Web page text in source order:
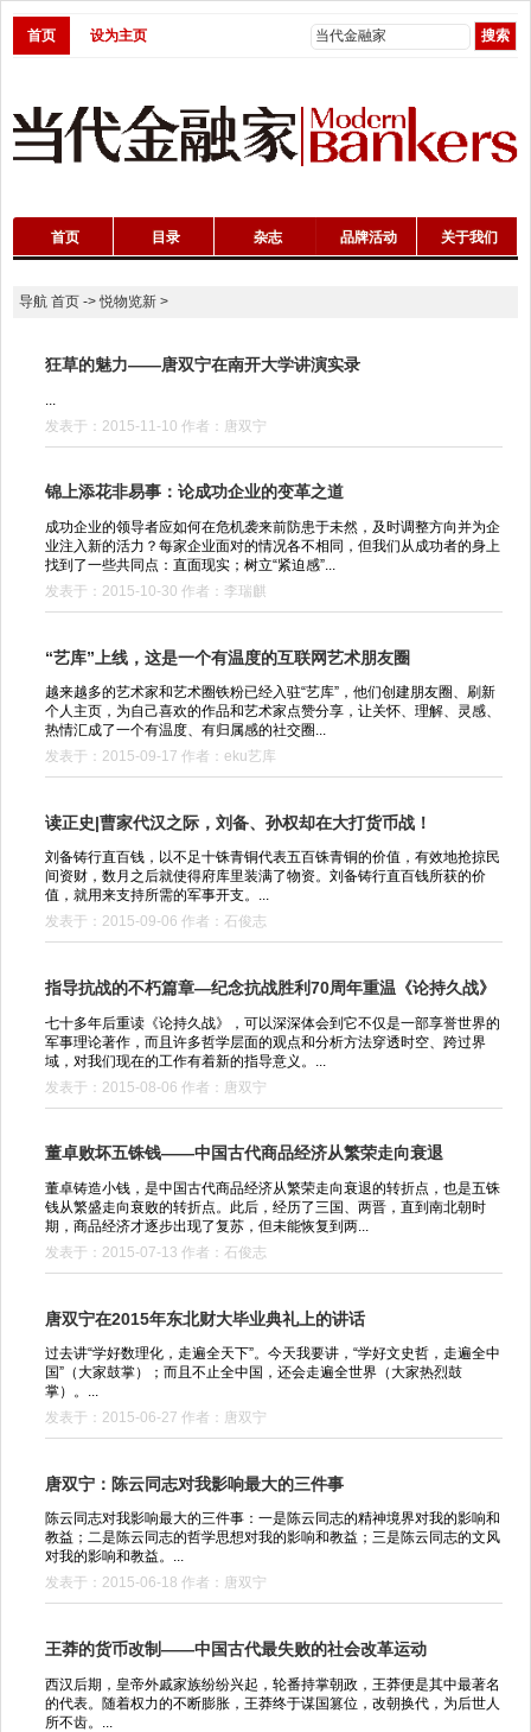
首页 设为主页
首页 目录 杂志 品牌活动 关于我们
导航 首页->悦物览新>
狂草的魅力——唐双宁在南开大学讲演实录
发表于：2015-11-10 作者：唐双宁
锦上添花非易事：论成功企业的变革之道
成功企业的领导者应如何在危机袭来前防患于未然，及时调整方向并为企
业注入新的活力？每家企业面对的情况各不相同，但我们从成功者的身上
找到了一些共同点：直面现实；树立“紧迫感”...
发表于：2015-10-30 作者：李瑞麒
“艺库”上线，这是一个有温度的互联网艺术朋友圈
越来越多的艺术家和艺术圈铁粉已经入驻“艺库”，他们创建朋友圈、刷新
个人主页，为自己喜欢的作品和艺术家点赞分享，让关怀、理解、灵感、
热情汇成了一个有温度、有归属感的社交圈...
发表于：2015-09-17 作者：eku艺库
读正史|曹家代汉之际，刘备、孙权却在大打货币战！
刘备铸行直百钱，以不足十铢青铜代表五百铢青铜的价值，有效地抢掠民
间资财，数月之后就使得府库里装满了物资。刘备铸行直百钱所获的价
值，就用来支持所需的军事开支。...
发表于：2015-09-06 作者：石俊志
指导抗战的不朽篇章—纪念抗战胜利70周年重温《论持久战》
七十多年后重读《论持久战》，可以深深体会到它不仅是一部享誉世界的
军事理论著作，而且许多哲学层面的观点和分析方法穿透时空、跨过界
域，对我们现在的工作有着新的指导意义。...
发表于：2015-08-06 作者：唐双宁
董卓败坏五铢钱——中国古代商品经济从繁荣走向衰退
董卓铸造小钱，是中国古代商品经济从繁荣走向衰退的转折点，也是五铢
钱从繁盛走向衰败的转折点。此后，经历了三国、两晋，直到南北朝时
期，商品经济才逐步出现了复苏，但未能恢复到两...
发表于：2015-07-13 作者：石俊志
唐双宁在2015年东北财大毕业典礼上的讲话
过去讲“学好数理化，走遍全天下”。今天我要讲，“学好文史哲，走遍全中
国”（大家鼓掌）；而且不止全中国，还会走遍全世界（大家热烈鼓
掌）。...
发表于：2015-06-27 作者：唐双宁
唐双宁：陈云同志对我影响最大的三件事
陈云同志对我影响最大的三件事：一是陈云同志的精神境界对我的影响和
教益；二是陈云同志的哲学思想对我的影响和教益；三是陈云同志的文风
对我的影响和教益。...
发表于：2015-06-18 作者：唐双宁
王莽的货币改制——中国古代最失败的社会改革运动
西汉后期，皇帝外戚家族纷纷兴起，轮番持掌朝政，王莽便是其中最著名
的代表。随着权力的不断膨胀，王莽终于谋国篡位，改朝换代，为后世人
所不齿。...